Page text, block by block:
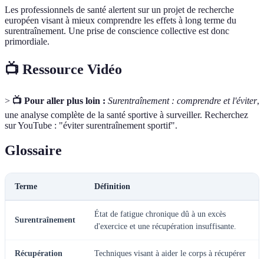
Les professionnels de santé alertent sur un projet de recherche
européen visant à mieux comprendre les effets à long terme du
surentraînement. Une prise de conscience collective est donc
primordiale.
📺 Ressource Vidéo
> 📺 Pour aller plus loin : Surentraînement : comprendre et l'éviter,
une analyse complète de la santé sportive à surveiller. Recherchez
sur YouTube : "éviter surentraînement sportif".
Glossaire
Terme Définition
Surentraînement
État de fatigue chronique dû à un excès
d'exercice et une récupération insuffisante.
Récupération
Techniques visant à aider le corps à récupérer